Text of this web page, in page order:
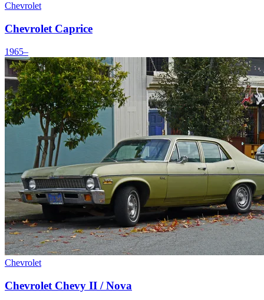
Chevrolet
Chevrolet Caprice
1965–
Chevrolet
Chevrolet Chevy II / Nova